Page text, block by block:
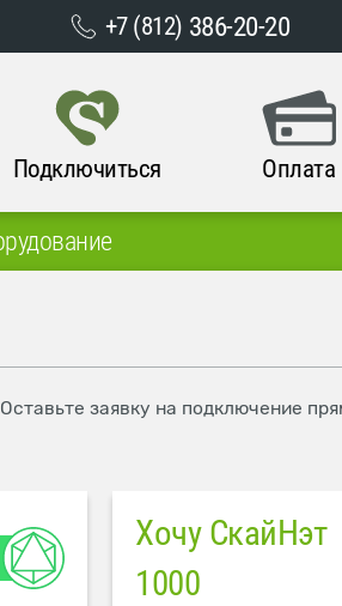
+7 (812) 386-20-20
Подключиться Оплата
заявку на подключение
Хочу СкайНэт
1000